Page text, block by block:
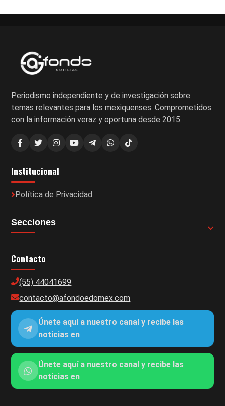
Periodismo independiente y de investigación sobre
temas relevantes para los mexiquenses. Comprometidos
con la información veraz y oportuna desde 2015.
Institucional
Política de Privacidad
Secciones
Contacto
(55) 44041699
contacto@afondoedomex.com
Únete aquí a nuestro canal y recibe las
noticias en
Únete aquí a nuestro canal y recibe las
noticias en